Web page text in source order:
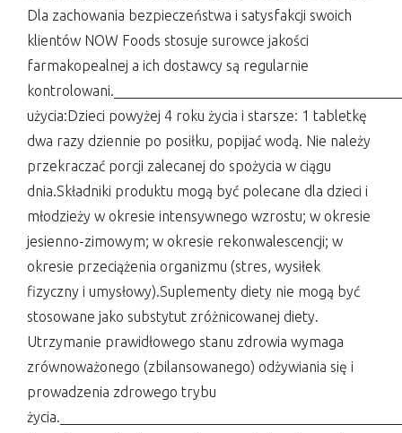
Dla zachowania bezpieczeństwa i satysfakcji swoich
klientów NOW Foods stosuje surowce jakości
farmakopealnej a ich dostawcy są regularnie
użycia:Dzieci powyżej 4 roku życia i starsze: 1 tabletkę
dwa razy dziennie po posiłku, popijać wodą. Nie należy
przekraczać porcji zalecanej do spożycia w ciągu
dnia.Składniki produktu mogą być polecane dla dzieci i
młodzieży w okresie intensywnego wzrostu; w okresie
jesienno-zimowym; w okresie rekonwalescencji; w
okresie przeciążenia organizmu (stres, wysiłek
fizyczny i umysłowy).Suplementy diety nie mogą być
stosowane jako substytut zróżnicowanej diety.
Utrzymanie prawidłowego stanu zdrowia wymaga
zrównoważonego (zbilansowanego) odżywiania się i
prowadzenia zdrowego trybu